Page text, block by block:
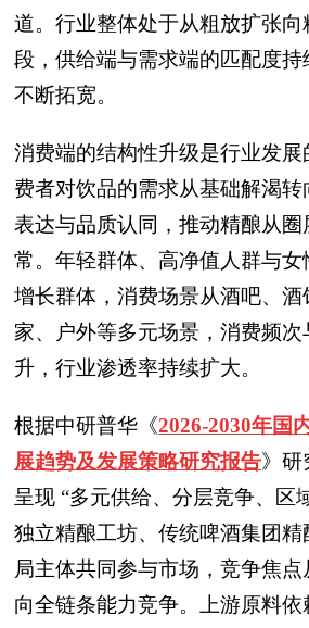
道。行业整体处于从粗放扩张
段，供给端与需求端的匹配度
不断拓宽。
消费端的结构性升级是行业发
费者对饮品的需求从基础解渴
表达与品质认同，推动精酿从圈
常。年轻群体、高净值人群与
增长群体，消费场景从酒吧、
家、户外等多元场景，消费频
升，行业渗透率持续扩大。
根据中研普华《2026-2030年国
展趋势及发展策略研究报告》研
呈现 “多元供给、分层竞争、区
独立精酿工坊、传统啤酒集团精
局主体共同参与市场，竞争焦
向全链条能力竞争。上游原料